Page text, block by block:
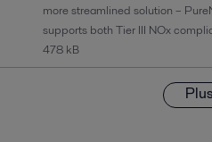
more streamlined solution –
supports both Tier III NOx
478 kB
Plus